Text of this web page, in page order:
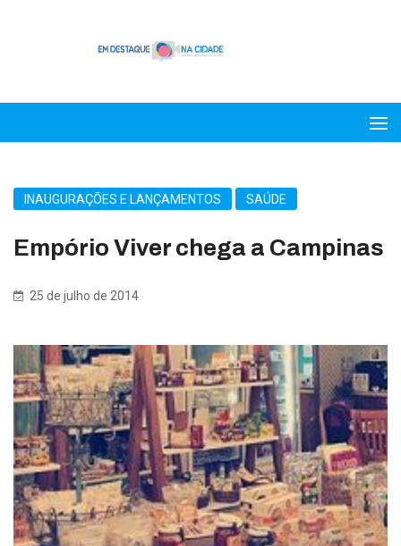
INAUGURAÇÕES E LANÇAMENTOS SAÚDE
Empório Viver chega a Campinas
25 de julho de 2014